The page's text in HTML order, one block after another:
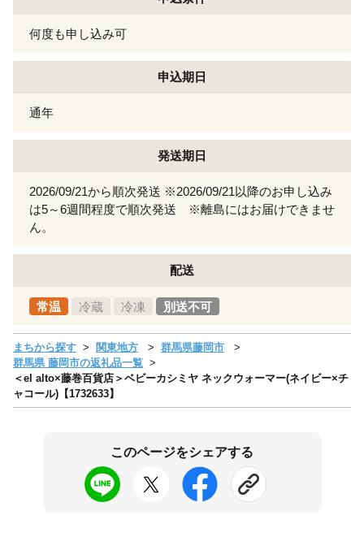
何度も申し込み可
申込期日
通年
発送期日
2026/09/21から順次発送 ※2026/09/21以降のお申し込み
は5～6週間程度で順次発送 ※離島にはお届けできませ
ん。
配送
常温 冷蔵 冷凍 別送不可
まちから探す 関東地方
群馬県藤岡市
群馬県 藤岡市の返礼品一覧
＜el alto×藤巻百貨店＞ベビーカシミヤ ネックウォーマー(ネイビー×チ
ャコール)【1732633】
このページをシェアする